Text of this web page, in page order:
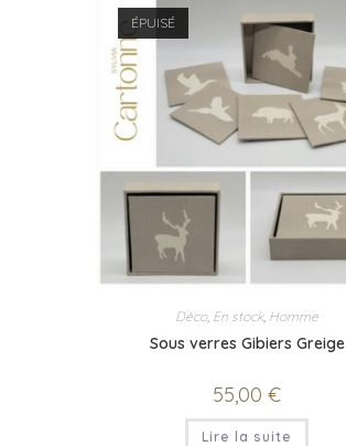
ÉPUISÉ
Déco, En stock, Homme
Sous verres Gibiers Greige
55,00 €
Lire la suite